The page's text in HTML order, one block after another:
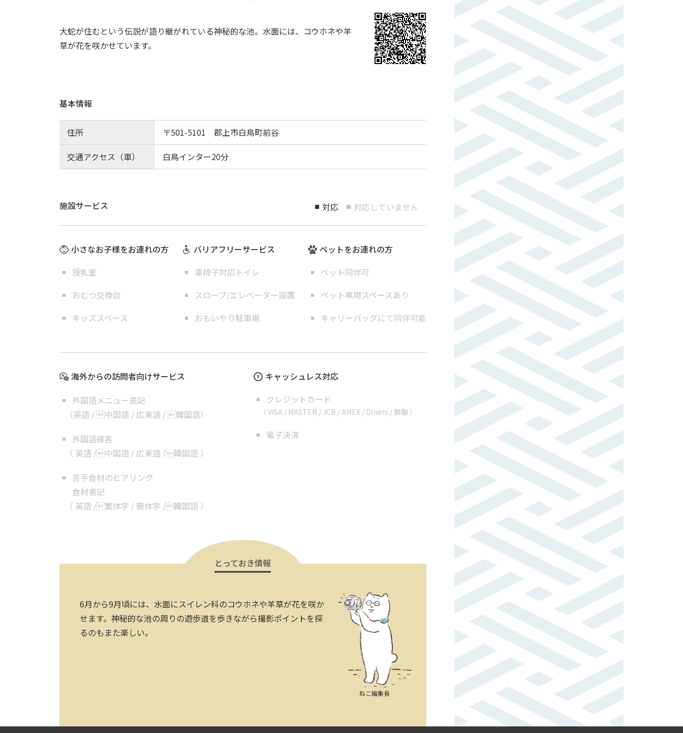
大蛇が住むという伝説が語り継がれている神秘的な池。水面には、コウホネや羊
草が花を咲かせています。
基本情報
住所
〒501-5101 郡上市白鳥町前谷
交通アクセス（車）
白鳥インター20分
施設サービス ■ 対応 ■ 対応していません
小さなお子様をお連れの方
授乳室
おむつ交換台
キッズスペース
バリアフリーサービス
車椅子対応トイレ
スロープ/エレベーター設置
おもいやり駐車場
ペットをお連れの方
ペット同伴可
ペット専用スペースあり
キャリーバッグにて同伴可能
海外からの訪問者向けサービス
外国語メニュー表記
（英語 /中国語 / 広東語 /韓国語）
外国語接客
（ 英語 /中国語 / 広東語 /韓国語 ）
苦手食材のヒアリング
食材表記
（ 英語 /繁体字 / 簡体字 /韓国語 ）
キャッシュレス対応
クレジットカード
（ VISA / MASTER / JCB / AMEX / Diners / 銀聯 ）
電子決済
6月から9月頃には、水面にスイレン科のコウホネや羊草が花を咲か
せます。神秘的な池の周りの遊歩道を歩きながら撮影ポイントを探
るのもまた楽しい。
ねこ編集長
とっておき情報